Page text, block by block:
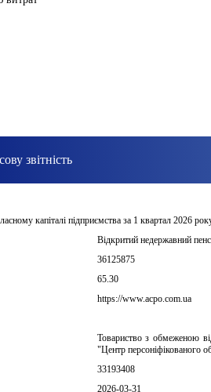
звітність
капіталі підприємства за 1 квартал 2026
Відкритий недержавний
36125875
65.30
https://www.acpo.com.ua
Товариство з обмеженою
"Центр персоніфікованого
33193408
2026-03-31